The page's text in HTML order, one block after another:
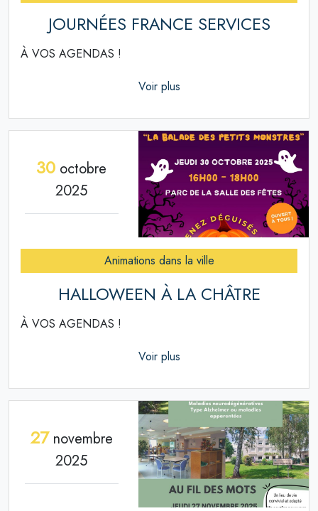
JOURNÉES FRANCE SERVICES
À VOS AGENDAS !
Voir plus
30 octobre
2025
Animations dans la ville
HALLOWEEN À LA CHÂTRE
À VOS AGENDAS !
Voir plus
27novembre
2025